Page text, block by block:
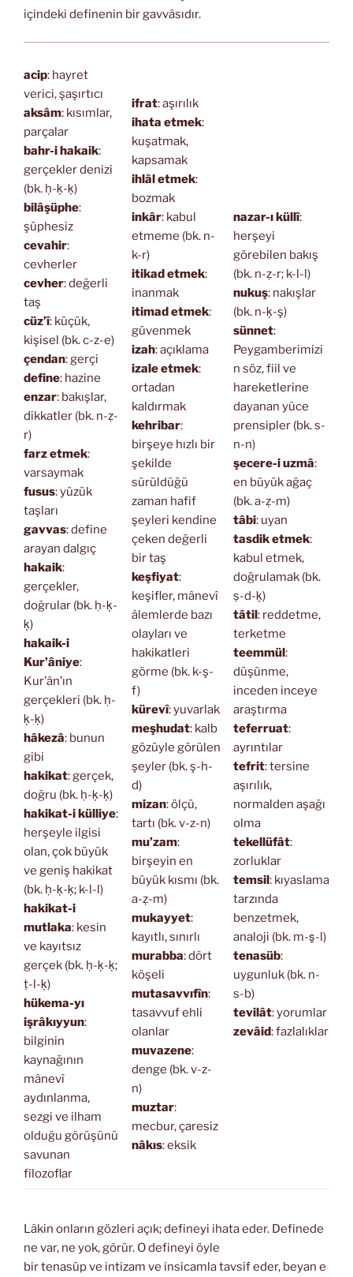
içindeki definenin bir gavvâsıdır.
acip: hayret
verici, şaşırtıcı
aksâm: kısımlar,
parçalar
bahr-i hakaik:
gerçekler denizi
(bk. ḥ-ḳ-ḳ)
bilâşüphe:
şüphesiz
cevahir:
cevherler
cevher: değerli
taş
cüz’î: küçük,
kişisel (bk. c-z-e)
çendan: gerçi
define: hazine
enzar: bakışlar,
dikkatler (bk. n-ẓ-
r)
farz etmek:
varsaymak
fusus: yüzük
taşları
gavvas: define
arayan dalgıç
hakaik:
gerçekler,
doğrular (bk. ḥ-ḳ-
ḳ)
hakaik-i
Kur’âniye:
Kur’ân’ın
gerçekleri (bk. ḥ-
ḳ-ḳ)
hâkezâ: bunun
gibi
hakikat: gerçek,
doğru (bk. ḥ-ḳ-ḳ)
hakikat-i külliye:
herşeyle ilgisi
olan, çok büyük
ve geniş hakikat
(bk. ḥ-ḳ-ḳ; k-l-l)
hakikat-i
mutlaka: kesin
ve kayıtsız
gerçek (bk. ḥ-ḳ-ḳ;
ṭ-l-ḳ)
hükema-yı
işrâkıyyun:
bilginin
kaynağının
mânevî
aydınlanma,
sezgi ve ilham
olduğu görüşünü
savunan
filozoflar
ifrat: aşırılık
ihata etmek:
kuşatmak,
kapsamak
ihlâl etmek:
bozmak
inkâr: kabul
etmeme (bk. n-
k-r)
itikad etmek:
inanmak
itimad etmek:
güvenmek
izah: açıklama
izale etmek:
ortadan
kaldırmak
kehribar:
birşeye hızlı bir
şekilde
sürüldüğü
zaman hafif
şeyleri kendine
çeken değerli
bir taş
keşfiyat:
keşifler, mânevî
âlemlerde bazı
olayları ve
hakikatleri
görme (bk. k-ş-
f)
kürevî: yuvarlak
meşhudat: kalb
gözüyle görülen
şeyler (bk. ş-h-
d)
mizan: ölçü,
tartı (bk. v-z-n)
mu’zam:
birşeyin en
büyük kısmı (bk.
a-ẓ-m)
mukayyet:
kayıtlı, sınırlı
murabba: dört
köşeli
mutasavvıfîn:
tasavvuf ehli
olanlar
muvazene:
denge (bk. v-z-
n)
muztar:
mecbur, çaresiz
nâkıs: eksik
nazar-ı küllî:
herşeyi
görebilen bakış
(bk. n-ẓ-r; k-l-l)
nukuş: nakışlar
(bk. n-ḳ-ş)
sünnet:
Peygamberimizi
n söz, fiil ve
hareketlerine
dayanan yüce
prensipler (bk. s-
n-n)
şecere-i uzmâ:
en büyük ağaç
(bk. a-ẓ-m)
tâbi: uyan
tasdik etmek:
kabul etmek,
doğrulamak (bk.
ṣ-d-ḳ)
tâtil: reddetme,
terketme
teemmül:
düşünme,
inceden inceye
araştırma
teferruat:
ayrıntılar
tefrit: tersine
aşırılık,
normalden aşağı
olma
tekellüfât:
zorluklar
temsil: kıyaslama
tarzında
benzetmek,
analoji (bk. m-s̱-l)
tenasüb:
uygunluk (bk. n-
s-b)
tevilât: yorumlar
zevâid: fazlalıklar
Lâkin onların gözleri açık; defineyi ihata eder. Definede
ne var, ne yok, görür. O defineyi öyle
bir tenasüp ve intizam ve insicamla tavsif eder, beyan e